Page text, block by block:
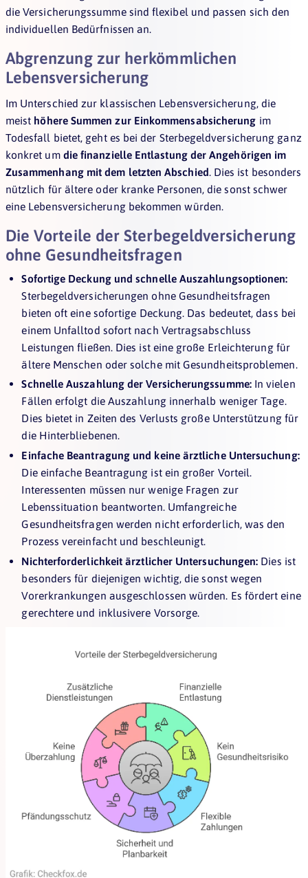
die Versicherungssumme sind flexibel und passen sich den
individuellen Bedürfnissen an.
Abgrenzung zur herkömmlichen
Lebensversicherung
Im Unterschied zur klassischen Lebensversicherung, die
meist höhere Summen zur Einkommensabsicherung im
Todesfall bietet, geht es bei der Sterbegeldversicherung ganz
konkret um die finanzielle Entlastung der Angehörigen im
Zusammenhang mit dem letzten Abschied. Dies ist besonders
nützlich für ältere oder kranke Personen, die sonst schwer
eine Lebensversicherung bekommen würden.
Die Vorteile der Sterbegeldversicherung
ohne Gesundheitsfragen
Sofortige Deckung und schnelle Auszahlungsoptionen:
Sterbegeldversicherungen ohne Gesundheitsfragen
bieten oft eine sofortige Deckung. Das bedeutet, dass bei
einem Unfalltod sofort nach Vertragsabschluss
Leistungen fließen. Dies ist eine große Erleichterung für
ältere Menschen oder solche mit Gesundheitsproblemen.
Schnelle Auszahlung der Versicherungssumme:In vielen
Fällen erfolgt die Auszahlung innerhalb weniger Tage.
Dies bietet in Zeiten des Verlusts große Unterstützung für
die Hinterbliebenen.
Einfache Beantragung und keine ärztliche Untersuchung:
Die einfache Beantragung ist ein großer Vorteil.
Interessenten müssen nur wenige Fragen zur
Lebenssituation beantworten. Umfangreiche
Gesundheitsfragen werden nicht erforderlich, was den
Prozess vereinfacht und beschleunigt.
Nichterforderlichkeit ärztlicher Untersuchungen: Dies ist
besonders für diejenigen wichtig, die sonst wegen
Vorerkrankungen ausgeschlossen würden. Es fördert eine
gerechtere und inklusivere Vorsorge.